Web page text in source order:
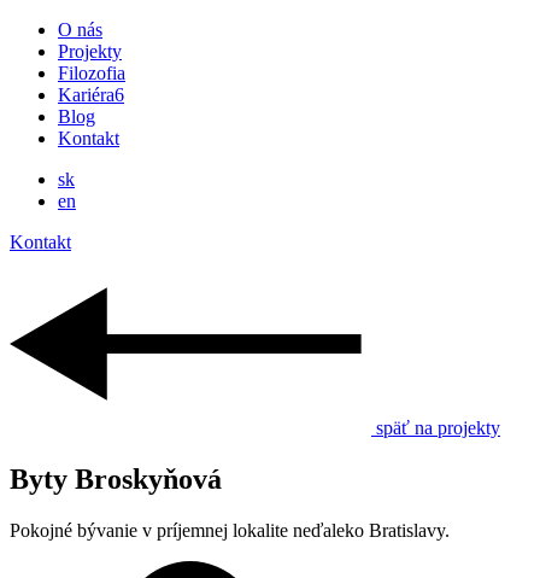
O nás
Projekty
Filozofia
Kariéra6
Blog
Kontakt
sk
en
Kontakt
späť na projekty
Byty Broskyňová
Pokojné bývanie v príjemnej lokalite neďaleko Bratislavy.